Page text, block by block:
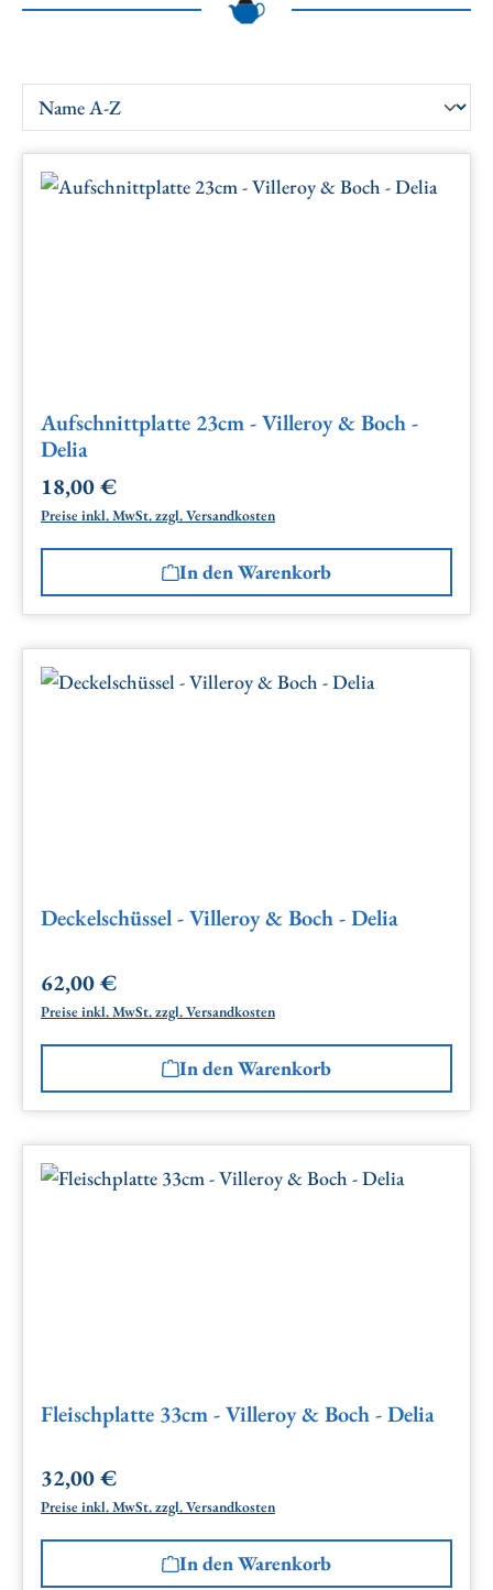
Aufschnittplatte 23cm - Villeroy & Boch -
Delia
Regulärer Preis:
18,00 €
Preise inkl. MwSt. zzgl. Versandkosten
In den Warenkorb
Deckelschüssel - Villeroy & Boch - Delia
Regulärer Preis:
62,00 €
Preise inkl. MwSt. zzgl. Versandkosten
In den Warenkorb
Fleischplatte 33cm - Villeroy & Boch - Delia
Regulärer Preis:
32,00 €
Preise inkl. MwSt. zzgl. Versandkosten
In den Warenkorb